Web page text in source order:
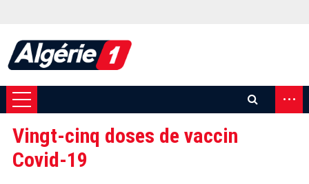
...
Vingt-cinq doses de vaccin
Covid-19